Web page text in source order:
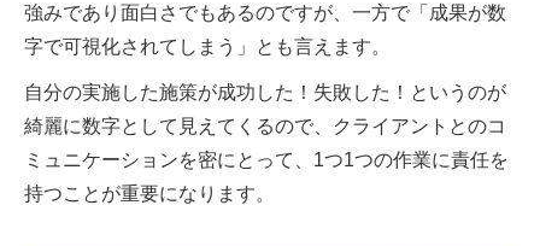
強みであり面白さでもあるのですが、一方で「成果が数
字で可視化されてしまう」とも言えます。
自分の実施した施策が成功した！失敗した！というのが
綺麗に数字として見えてくるので、クライアントとのコ
ミュニケーションを密にとって、1つ1つの作業に責任を
持つことが重要になります。